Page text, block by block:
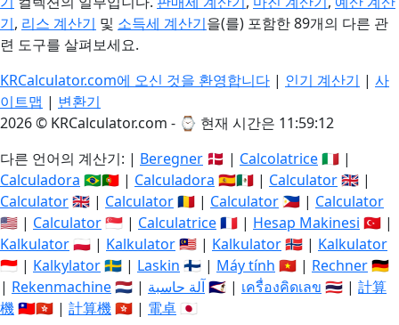
기, 리스 계산기 및 소득세 계산기을(를) 포함한 89개의 다른 관
련 도구를 살펴보세요.
KRCalculator.com에 오신 것을 환영합니다 | 인기 계산기 | 사
이트맵 | 변환기
2026 © KRCalculator.com - ⌚ 현재 시간은 11:59:12
다른 언어의 계산기: | Beregner 🇩🇰 | Calcolatrice🇮🇹 |
Calculadora 🇧🇷🇵🇹 | Calculadora 🇪🇸🇲🇽 | Calculator🇬🇧 |
Calculator🇬🇧 | Calculator🇷🇴 | Calculator 🇵🇭 | Calculator
🇺🇸 | Calculator🇸🇬 | Calculatrice🇫🇷 | Hesap Makinesi 🇹🇷 |
Kalkulator🇵🇱 | Kalkulator🇲🇾 | Kalkulator🇳🇴 | Kalkulator
🇮🇩 | Kalkylator🇸🇪 | Laskin 🇫🇮 | Máy tính 🇻🇳 | Rechner🇩🇪
| Rekenmachine🇳🇱 | آلة حاسبة🇸🇦 | เครื่องคิดเลข 🇹🇭 | 計算
機🇹🇼🇭🇰 | 計算機🇭🇰 | 電卓 🇯🇵